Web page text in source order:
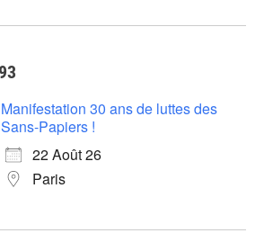
Manifestation 30 ans de luttes des
Sans-Papiers !
22 Août 26
Paris